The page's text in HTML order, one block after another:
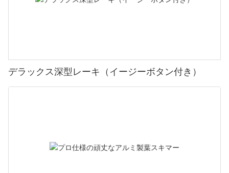
デラックス深型レーキ（イージーボタン付き）